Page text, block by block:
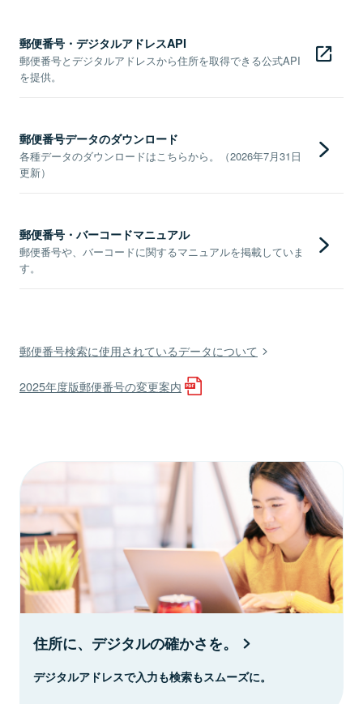
郵便番号・デジタルアドレスAPI
郵便番号とデジタルアドレスから住所を取得できる公式API
を提供。
郵便番号データのダウンロード
各種データのダウンロードはこちらから。（2026年7月31日
更新）
郵便番号・バーコードマニュアル
郵便番号や、バーコードに関するマニュアルを掲載していま
す。
郵便番号検索に使用されているデータについて
2025年度版郵便番号の変更案内
住所に、デジタルの確かさを。
デジタルアドレスで入力も検索もスムーズに。